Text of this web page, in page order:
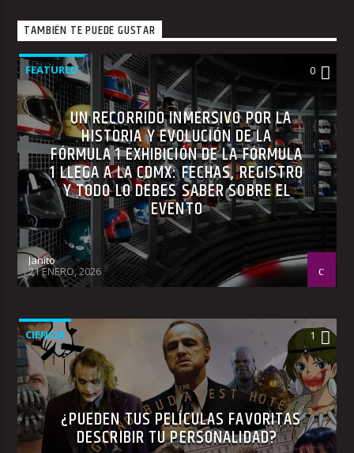
TAMBIÉN TE PUEDE GUSTAR
FEATURED 0
UN RECORRIDO INMERSIVO POR LA
HISTORIA Y EVOLUCIÓN DE LA
FÓRMULA 1 EXHIBICIÓN DE LA FÓRMULA
1 LLEGA A LA CDMX: FECHAS, REGISTRO
Y TODO LO DEBES SABER SOBRE EL
EVENTO
Janito
21 ENERO, 2026
CIENCIA 1
¿PUEDEN TUS PELÍCULAS FAVORITAS
DESCRIBIR TU PERSONALIDAD?